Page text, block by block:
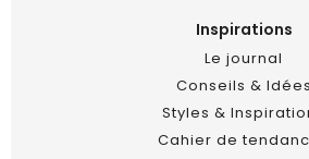
Inspirations
Le journal
Conseils & Idées
Styles &
Cahier de